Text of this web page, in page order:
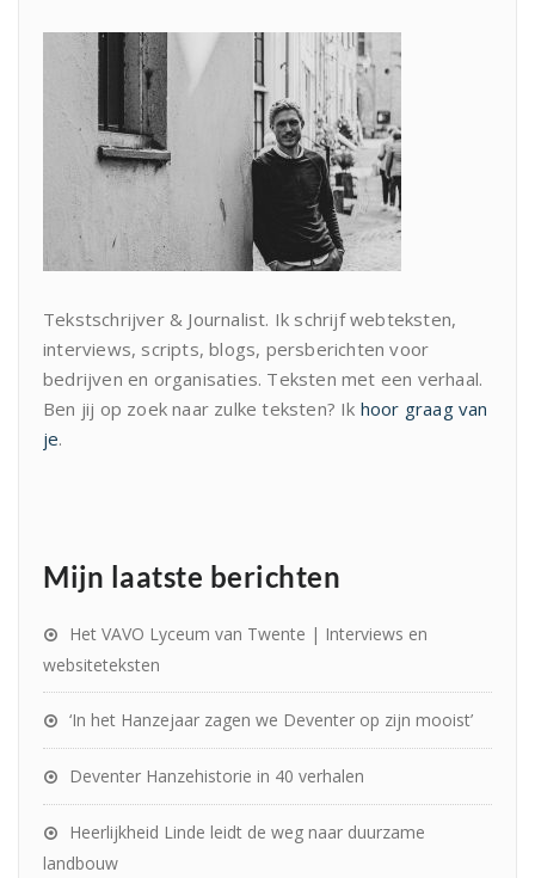
Tekstschrijver & Journalist. Ik schrijf webteksten,
interviews, scripts, blogs, persberichten voor
bedrijven en organisaties. Teksten met een verhaal.
Ben jij op zoek naar zulke teksten? Ik hoor graag van
je.
Mijn laatste berichten
Het VAVO Lyceum van Twente | Interviews en
websiteteksten
‘In het Hanzejaar zagen we Deventer op zijn mooist’
Deventer Hanzehistorie in 40 verhalen
Heerlijkheid Linde leidt de weg naar duurzame
landbouw